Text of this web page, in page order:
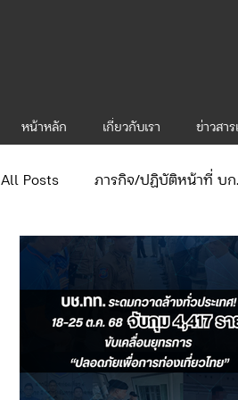
หน้าหลัก เกี่ยวกับเรา ข่าวสา
All Posts ภารกิจ/ปฏิบัติหน้าที่ บก
ข่าวประกาศและคำสั่ง ข่าว
จัดซื้อจัดจ้าง/แผน/ตัวชี้วัด ทท.1
กิจกรรมของกองบังคับการท่องเ